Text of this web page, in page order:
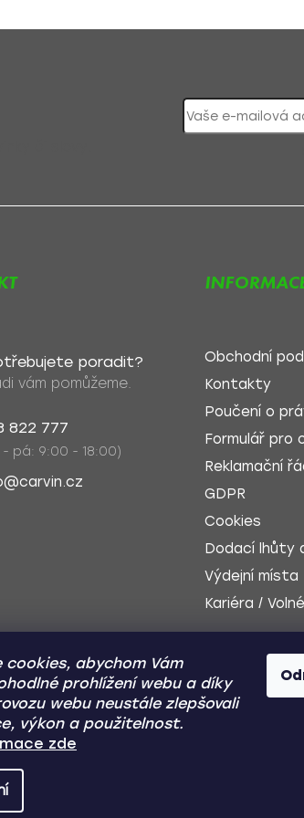
cookies, abychom Vám
prohlížení webu a díky
webu neustále zlepšovali
výkon a použitelnost.
zde
poradit?
vám pomůžeme.
822 777
pá: 9:00 - 18:00)
Obchodní
Kontakty
Poučení o
Formulář pro
Reklamační
GDPR
Cookies
Dodací lhůty
Výdejní místa
Kariéra /
Dobírka